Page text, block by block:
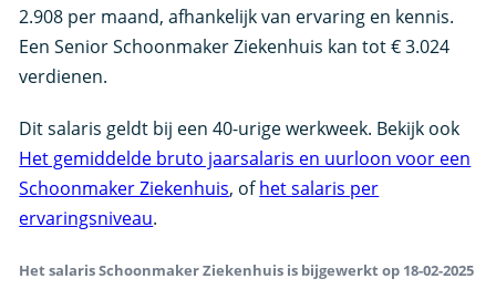
2.908 per maand, afhankelijk van ervaring en kennis.
Een Senior Schoonmaker Ziekenhuis kan tot € 3.024
verdienen.
Dit salaris geldt bij een 40-urige werkweek. Bekijk ook
Het gemiddelde bruto jaarsalaris en uurloon voor een
Schoonmaker Ziekenhuis, ofhet salaris per
ervaringsniveau.
Het salaris Schoonmaker Ziekenhuis is bijgewerkt op 18-02-2025